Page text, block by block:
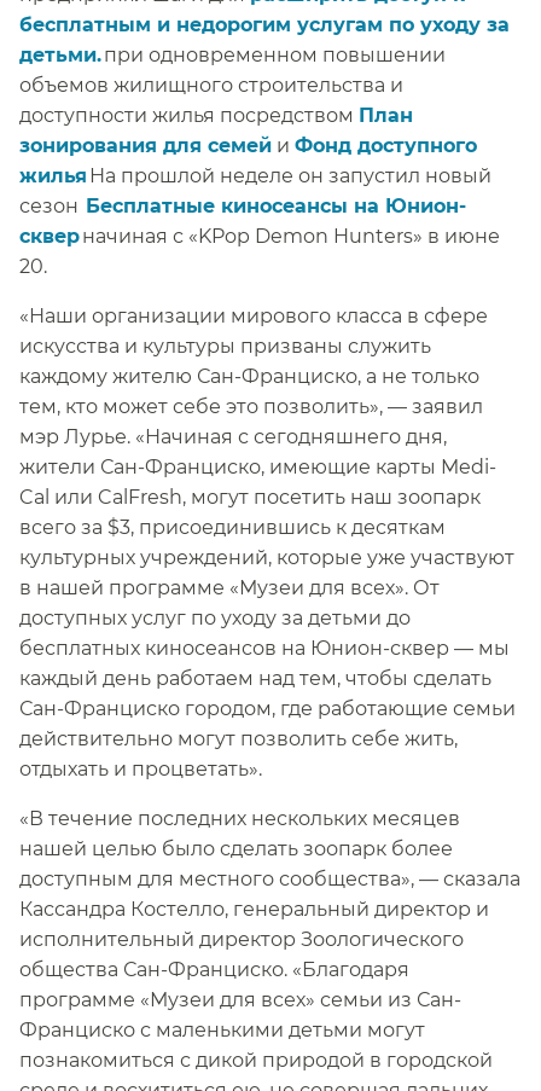
бесплатным и недорогим услугам по уходу за
детьми.​​при одновременном повышении
объемов жилищного строительства и
доступности жилья посредством ​​ План
зонирования для семей​​ и ​​ Фонд доступного
жилья​​ На прошлой неделе он запустил новый
сезон​​ Бесплатные киносеансы на Юнион-
сквер​​начиная с «KPop Demon Hunters» в июне
20.​​
«Наши организации мирового класса в сфере
искусства и культуры призваны служить
каждому жителю Сан-Франциско, а не только
тем, кто может себе это позволить», — заявил
мэр Лурье. «Начиная с сегодняшнего дня,
жители Сан-Франциско, имеющие карты Medi-
Cal или CalFresh, могут посетить наш зоопарк
всего за $3, присоединившись к десяткам
культурных учреждений, которые уже участвуют
в нашей программе «Музеи для всех». От
доступных услуг по уходу за детьми до
бесплатных киносеансов на Юнион-сквер — мы
каждый день работаем над тем, чтобы сделать
Сан-Франциско городом, где работающие семьи
действительно могут позволить себе жить,
отдыхать и процветать».​​
«В течение последних нескольких месяцев
нашей целью было сделать зоопарк более
доступным для местного сообщества», — сказала
Кассандра Костелло, генеральный директор и
исполнительный директор Зоологического
общества Сан-Франциско. «Благодаря
программе «Музеи для всех» семьи из Сан-
Франциско с маленькими детьми могут
познакомиться с дикой природой в городской